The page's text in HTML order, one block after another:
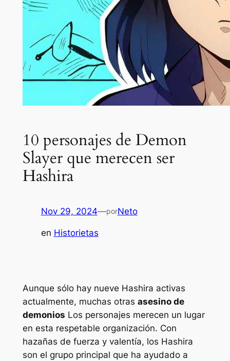
10 personajes de Demon
Slayer que merecen ser
Hashira
Nov 29, 2024—porNeto
en Historietas
Aunque sólo hay nueve Hashira activas
actualmente, muchas otras asesino de
demonios Los personajes merecen un lugar
en esta respetable organización. Con
hazañas de fuerza y ​​valentía, los Hashira
son el grupo principal que ha ayudado a